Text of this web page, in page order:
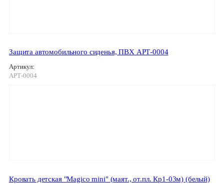
Защита автомобильного сиденья, ПВХ АРТ-0004
Артикул:
АРТ-0004
Кровать детская "Magico mini" (маят., от.пл. Кр1-03м) (белый)